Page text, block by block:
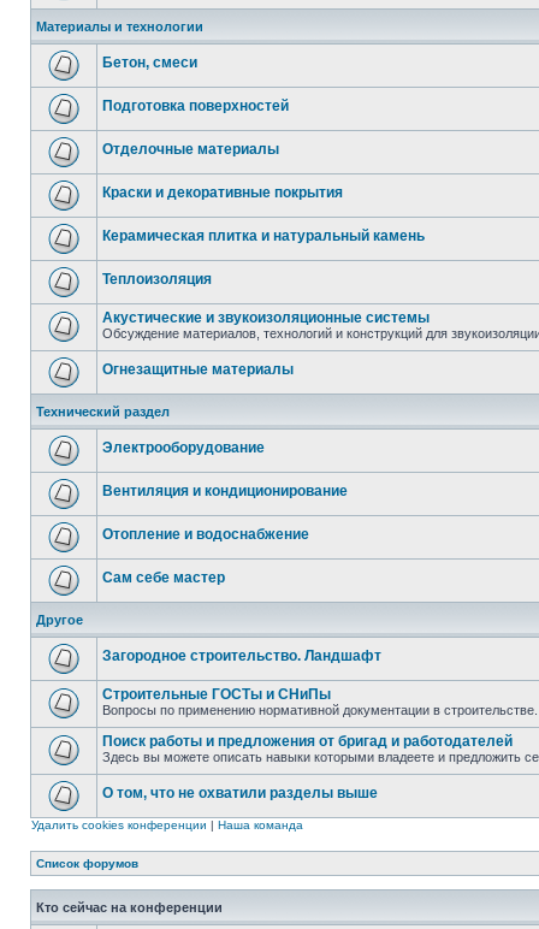
Материалы и технологии
Бетон, смеси
Подготовка поверхностей
Отделочные материалы
Краски и декоративные покрытия
Керамическая плитка и натуральный камень
Теплоизоляция
Акустические и звукоизоляционные системы
Обсуждение материалов, технологий и конструкций для
Огнезащитные материалы
Технический раздел
Электрооборудование
Вентиляция и кондиционирование
Отопление и водоснабжение
Сам себе мастер
Другое
Загородное строительство. Ландшафт
Строительные ГОСТы и СНиПы
Вопросы по применению нормативной документации в строительстве.
Поиск работы и предложения от бригад и работодателей
Здесь вы можете описать навыки которыми владеете и предложить
О том, что не охватили разделы выше
Удалить cookies конференции | Наша команда
Список форумов
Кто сейчас на конференции